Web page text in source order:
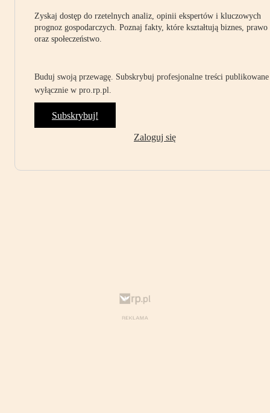
Zyskaj dostęp do rzetelnych analiz, opinii ekspertów i kluczowych
prognoz gospodarczych. Poznaj fakty, które kształtują biznes, prawo
oraz społeczeństwo.
Buduj swoją przewagę. Subskrybuj profesjonalne treści publikowane
wyłącznie w pro.rp.pl.
Subskrybuj!
Zaloguj się